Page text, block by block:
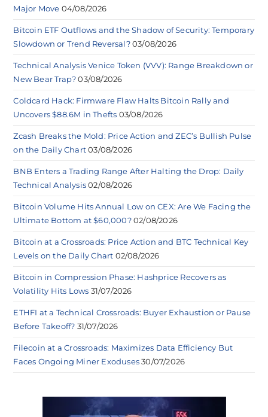
Major Move 04/08/2026
Bitcoin ETF Outflows and the Shadow of Security: Temporary
Slowdown or Trend Reversal? 03/08/2026
Technical Analysis Venice Token (VVV): Range Breakdown or
New Bear Trap? 03/08/2026
Coldcard Hack: Firmware Flaw Halts Bitcoin Rally and
Uncovers $88.6M in Thefts 03/08/2026
Zcash Breaks the Mold: Price Action and ZEC’s Bullish Pulse
on the Daily Chart 03/08/2026
BNB Enters a Trading Range After Halting the Drop: Daily
Technical Analysis 02/08/2026
Bitcoin Volume Hits Annual Low on CEX: Are We Facing the
Ultimate Bottom at $60,000? 02/08/2026
Bitcoin at a Crossroads: Price Action and BTC Technical Key
Levels on the Daily Chart 02/08/2026
Bitcoin in Compression Phase: Hashprice Recovers as
Volatility Hits Lows 31/07/2026
ETHFI at a Technical Crossroads: Buyer Exhaustion or Pause
Before Takeoff? 31/07/2026
Filecoin at a Crossroads: Maximizes Data Efficiency But
Faces Ongoing Miner Exoduses 30/07/2026